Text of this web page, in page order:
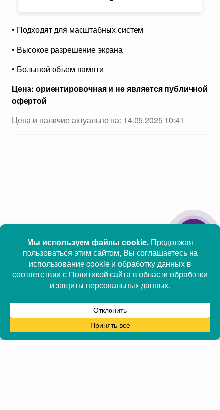
• Подходят для масштабных систем
• Высокое разрешение экрана
• Большой объем памяти
Цена: ориентировочная и не является публичной
офертой
Цена и наличие актуально на: 14.05.2025 10:41